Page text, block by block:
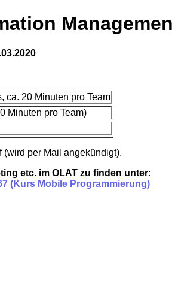
ca. 20 Minuten pro Team
Minuten pro Team)
per Mail angekündigt).
etc. im OLAT zu finden unter:
(Kurs Mobile Programmierung)